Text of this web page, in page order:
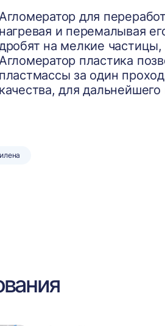
для
нагревая и перемалывая
на мелкие частицы,
пластика
пластмассы за один
качества, для